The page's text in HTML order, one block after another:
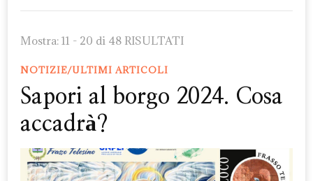
Mostra: 11 - 20 di 48 RISULTATI
NOTIZIE/ULTIMI ARTICOLI
Sapori al borgo 2024. Cosa
accadrà?